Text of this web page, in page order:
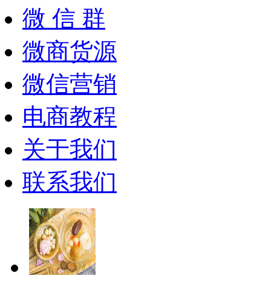
微 信 群
微商货源
微信营销
电商教程
关于我们
联系我们